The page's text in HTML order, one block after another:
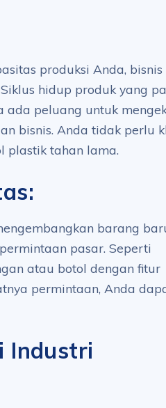
produksi Anda,
hidup produk yang
ada peluang untuk
bisnis. Anda tidak perlu
plastik tahan lama.
barang
pasar. Seperti
atau botol dengan fitur
permintaan, Anda
Industri